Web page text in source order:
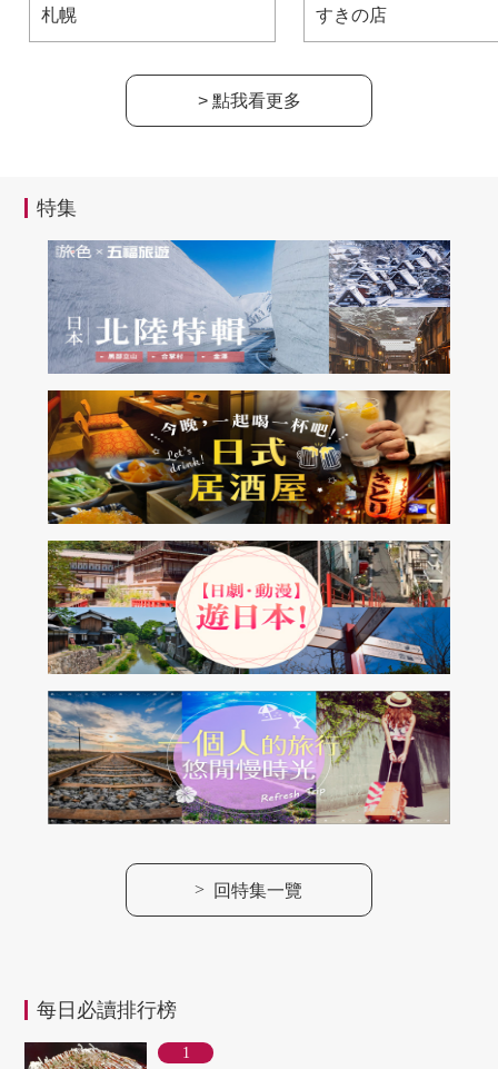
札幌
すきの店
> 點我看更多
特集
> 回特集一覽
每日必讀排行榜